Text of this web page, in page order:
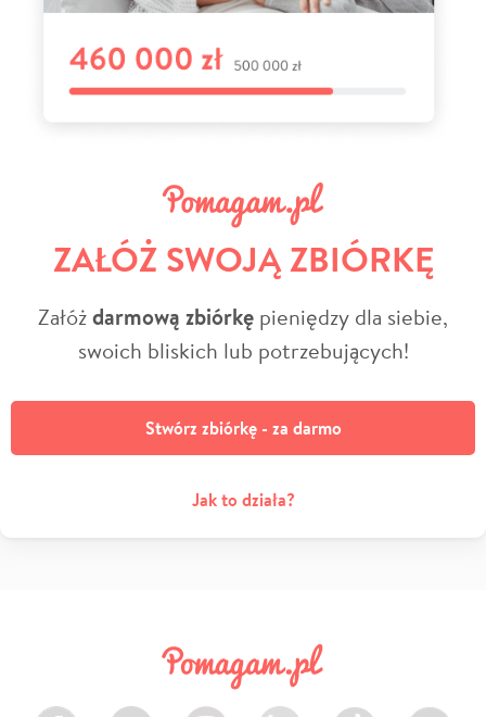
ZAŁÓŻ SWOJĄ ZBIÓRKĘ
Załóżdarmową zbiórkę pieniędzy dla siebie,
swoich bliskich lub potrzebujących!
Stwórz zbiórkę - za darmo
Jak to działa?